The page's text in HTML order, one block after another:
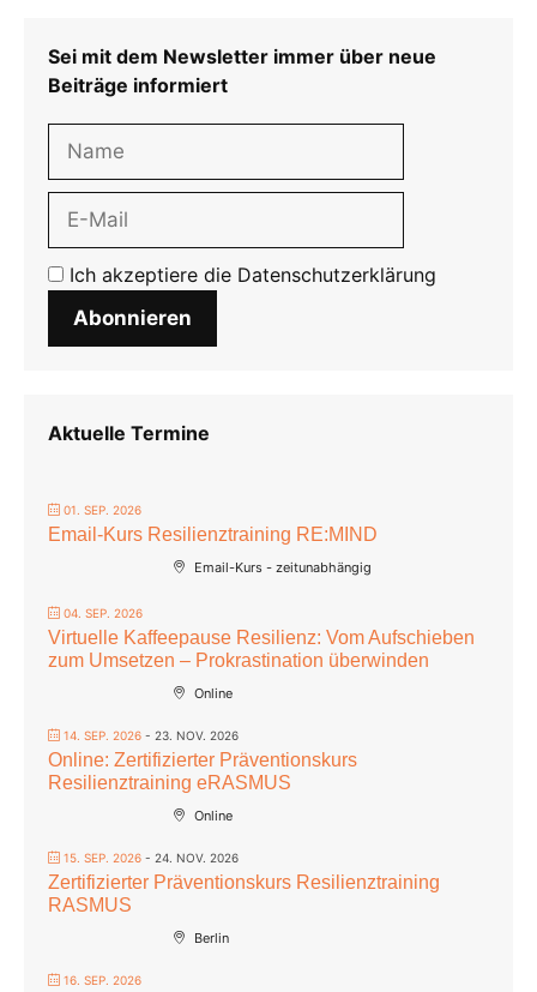
Sei mit dem Newsletter immer über neue
Beiträge informiert
Ich akzeptiere die Datenschutzerklärung
Abonnieren
Aktuelle Termine
01. SEP. 2026
Email-Kurs Resilienztraining RE:MIND
Email-Kurs - zeitunabhängig
04. SEP. 2026
Virtuelle Kaffeepause Resilienz: Vom Aufschieben
zum Umsetzen – Prokrastination überwinden
Online
14. SEP. 2026 - 23. NOV. 2026
Online: Zertifizierter Präventionskurs
Resilienztraining eRASMUS
Online
15. SEP. 2026 - 24. NOV. 2026
Zertifizierter Präventionskurs Resilienztraining
RASMUS
Berlin
16. SEP. 2026